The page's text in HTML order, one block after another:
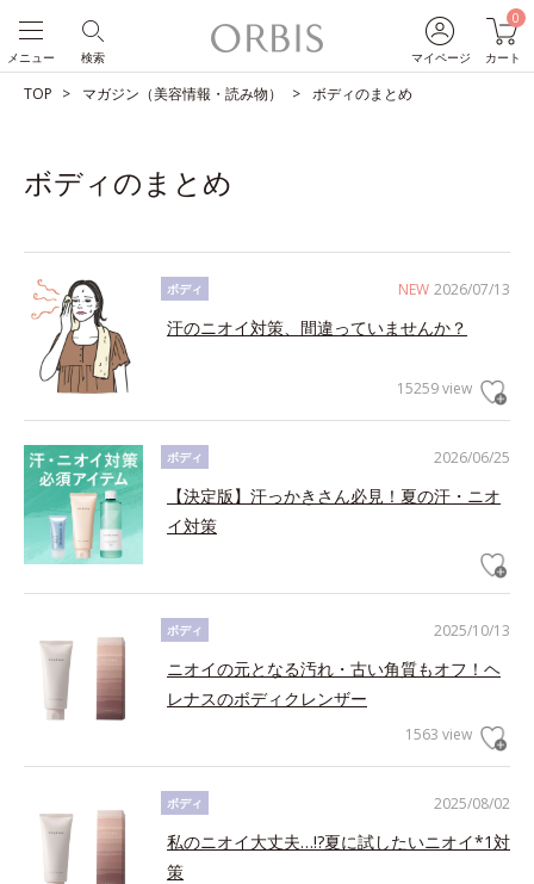
マイページ
0
カート
検索
メニュー
TOP マガジン（美容情報・読み物） ボディのまとめ
ボディのまとめ
NEW 2026/07/13
ボディ
汗のニオイ対策、間違っていませんか？
15259 view
2026/06/25
ボディ
【決定版】汗っかきさん必見！夏の汗・ニオ
イ対策
2025/10/13
ボディ
ニオイの元となる汚れ・古い角質もオフ！ヘ
レナスのボディクレンザー
1563 view
2025/08/02
ボディ
私のニオイ大丈夫…!?夏に試したいニオイ*1対
策